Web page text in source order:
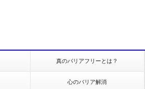
真のバリアフリーとは？
心のバリア解消